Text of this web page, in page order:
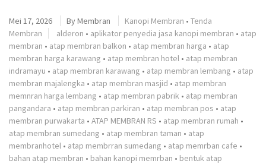
Mei 17, 2026 ByMembran Kanopi Membran • Tenda
Membran
alderon • aplikator penyedia jasa kanopi membran • atap
membran • atap membran balkon • atap membran harga • atap
membran harga karawang • atap membran hotel • atap membran
indramayu • atap membran karawang • atap membran lembang • atap
membran majalengka • atap membran masjid • atap membran
memnran harga lembang • atap membran pabrik • atap membran
pangandara • atap membran parkiran • atap membran pos • atap
membran purwakarta • ATAP MEMBRAN RS • atap membran rumah •
atap membran sumedang • atap membran taman • atap
membranhotel • atap membrran sumedang • atap memrban cafe •
bahan atap membran • bahan kanopi memrban • bentuk atap